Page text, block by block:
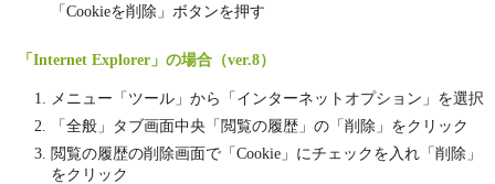
「Cookieを削除」ボタンを押す
「Internet Explorer」の場合（ver.8）
メニュー「ツール」から「インターネットオプション」を選択
「全般」タブ画面中央「閲覧の履歴」の「削除」をクリック
閲覧の履歴の削除画面で「Cookie」にチェックを入れ「削除」
をクリック